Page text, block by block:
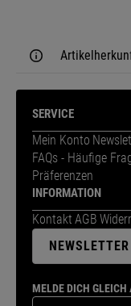
SERVICE
Mein Konto
FAQs - Häufige
Präferenzen
INFORMATION
Kontakt AGB
MELDE DICH GLEICH